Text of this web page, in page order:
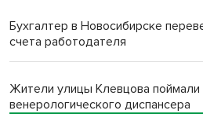
Бухгалтер в Новосибирске
счета работодателя
Жители улицы Клевцова поймали
венерологического диспансера